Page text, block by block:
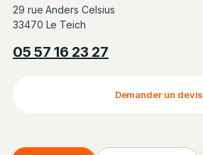
29 rue Anders Celsius
33470 Le Teich
05 57 16 23 27
Demander un devis